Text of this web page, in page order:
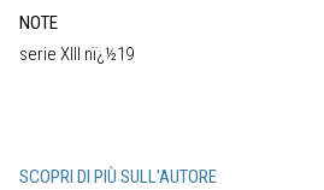
NOTE
serie XIII nï¿½19
SCOPRI DI PIÙ SULL'AUTORE